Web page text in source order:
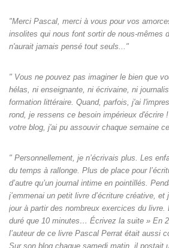
"Merci Pascal, merci à vous pour vos
insolites qui nous font sortir de nous-mêmes
n'aurait jamais pensé tout seuls‌..."
" Vous ne pouvez pas imaginer le bien que
hélas, ni enseignante, ni écrivaine, ni
formation littéraire. Quand, parfois, j'ai
rond, je ressens ce besoin impérieux d'écrire
votre blog, j'ai pu assouvir chaque semaine
" Personnellement, je n’écrivais plus. Les
du temps à rallonge. Plus de place pour
d’autre qu’un journal intime en pointillés.
j’emmenai un petit livre d’écriture créative, et
jour à partir des nombreux exercices du livre.
duré que 10 minutes… Écrivez la suite » En
l’auteur de ce livre Pascal Perrat était aussi
Sur son blog chaque samedi matin, il postait